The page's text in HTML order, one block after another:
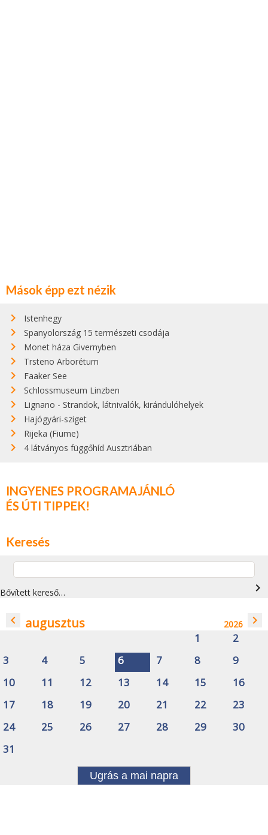
Mások épp ezt nézik
Istenhegy
Spanyolország 15 természeti csodája
Monet háza Givernyben
Trsteno Arborétum
Faaker See
Schlossmuseum Linzben
Lignano - Strandok, látnivalók, kirándulóhelyek
Hajógyári-sziget
Rijeka (Fiume)
4 látványos függőhíd Ausztriában
INGYENES PROGRAMAJÁNLÓ
ÉS ÚTI TIPPEK!
Keresés
Bővített kereső… navigate_next
navigate_before augusztus 2026 navigate_next
1
2
3
4 5 6 7 8
9
10
11 12 13 14 15
16
17
18 19 20 21 22
23
24
25 26 27 28 29
30
31
Ugrás a mai napra